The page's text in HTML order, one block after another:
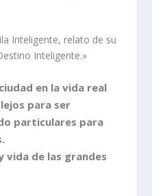
Inteligente, relato de su
Inteligente.»
en la vida real
para ser
particulares para
vida de las grandes